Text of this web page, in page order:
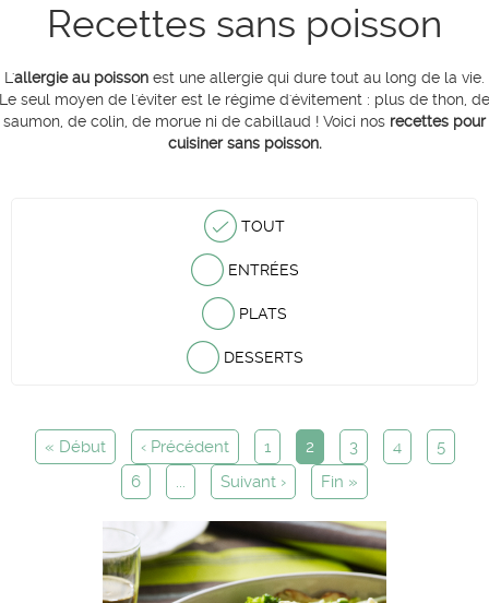
Recettes sans poisson
L'allergie au poisson est une allergie qui dure tout au long de la vie.
Le seul moyen de l'éviter est le régime d'évitement : plus de thon, de
saumon, de colin, de morue ni de cabillaud ! Voici nos recettes pour
cuisiner sans poisson.
TOUT
ENTRÉES
PLATS
DESSERTS
« Début ‹ Précédent 1 2 3 4
5
6
... Suivant › Fin »